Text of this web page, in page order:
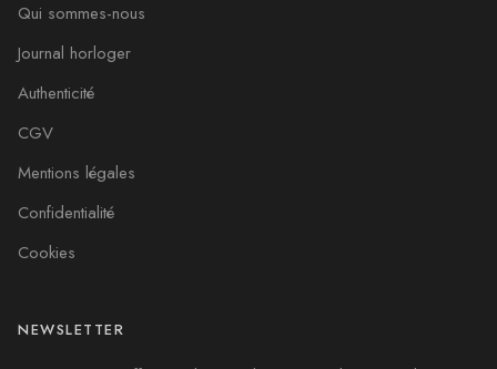
Qui sommes-nous
Journal horloger
Authenticité
CGV
Mentions légales
Confidentialité
Cookies
NEWSLETTER